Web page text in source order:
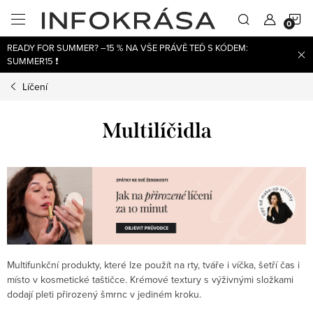
obsah
READY FOR SUMMER? –15 % NA VŠE PRÁVĚ TEĎ S KÓDEM:
SUMMER15 ❗
Líčení
Multilíčidla
Multifunkční produkty, které lze použít na rty, tváře i víčka, šetří čas i
místo v kosmetické taštičce. Krémové textury s výživnými složkami
dodají pleti přirozený šmrnc v jediném kroku.